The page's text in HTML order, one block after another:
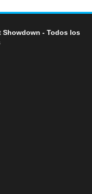
- Todos los